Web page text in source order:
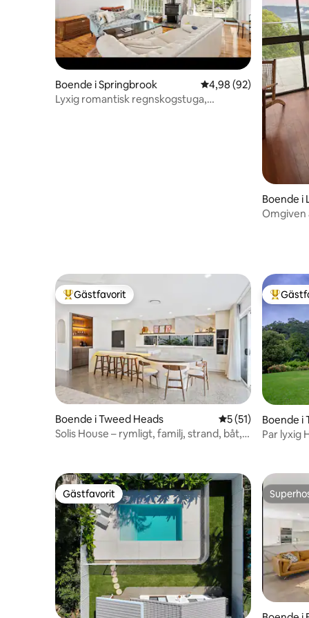
Boende i Springbrook 4,98 av 5 i
4,98 (92)
Lyxig romantisk regnskogstuga,
Boende i
Omgiven
Populär gästfavorit
Gästfavorit
Boende i Tweed Heads 5 av 5 i
5 (51)
Solis House – rymligt, familj, strand, båt,
Populär
Boende i
Par lyxig
Gästfavorit
Gästfavorit